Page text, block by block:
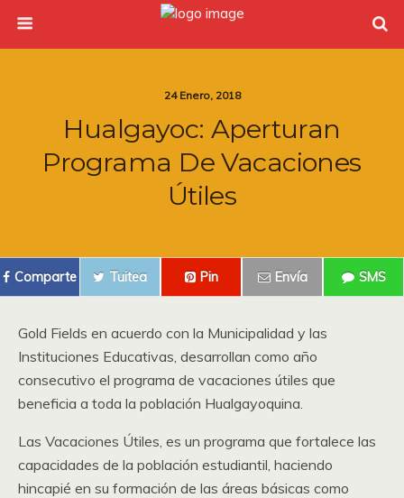
24 Enero, 2018
Hualgayoc: Aperturan
Programa De Vacaciones
Útiles
Comparte Tuitea Pin Envía SMS
Gold Fields en acuerdo con la Municipalidad y las
Instituciones Educativas, desarrollan como año
consecutivo el programa de vacaciones útiles que
beneficia a toda la población Hualgayoquina.
Las Vacaciones Útiles, es un programa que fortalece las
capacidades de la población estudiantil, haciendo
hincapié en su formación de las áreas básicas como